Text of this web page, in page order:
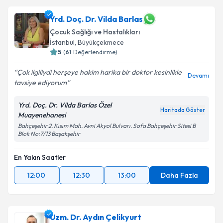
Yrd. Doç. Dr. Vilda Barlas
Çocuk Sağlığı ve Hastalıkları
İstanbul, Büyükçekmece
5 (61 Değerlendirme)
Çok ilgiliydi herşeye hakim harika bir doktor kesinlikle
tavsiye ediyorum
Devamı
Yrd. Doç. Dr. Vilda Barlas Özel
Muayenehanesi
Haritada Göster
Bahçeşehir 2. Kısım Mah. Avni Akyol Bulvarı. Sofa Bahçeşehir Sitesi B
Blok No:7/13 Başakşehir
En Yakın Saatler
12:00
12:30 13:00 Daha Fazla
Uzm. Dr. Aydın Çelikyurt